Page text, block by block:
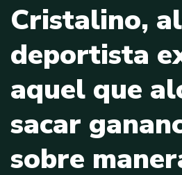
Cristalino, al
deportista e
aquel que al
sacar ganan
sobre maner